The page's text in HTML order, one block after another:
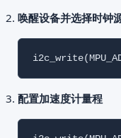
唤醒设备并选择时钟
配置加速度计量程